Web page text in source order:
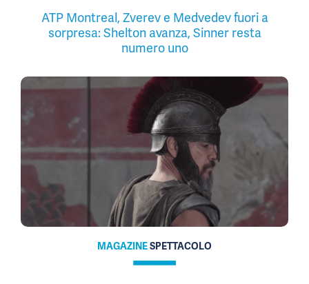
ATP Montreal, Zverev e Medvedev fuori a
sorpresa: Shelton avanza, Sinner resta
numero uno
MAGAZINESPETTACOLO